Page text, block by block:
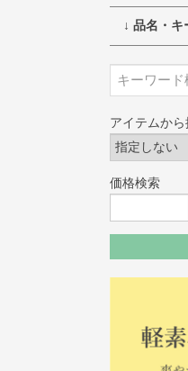
↓ 品名・
アイテムから
価格検索